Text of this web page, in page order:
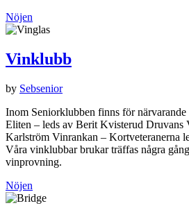
Nöjen
Vinklubb
by Sebsenior
Inom Seniorklubben finns för närvarande
Eliten – leds av Berit Kvisterud Druvans
Karlström Vinrankan – Kortveteranerna
Våra vinklubbar brukar träffas några
vinprovning.
Nöjen